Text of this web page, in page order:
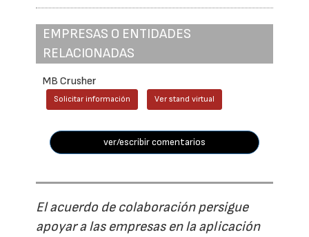
EMPRESAS O ENTIDADES
RELACIONADAS
MB Crusher
Solicitar información Ver stand virtual
ver/escribir comentarios
El acuerdo de colaboración persigue
apoyar a las empresas en la aplicación